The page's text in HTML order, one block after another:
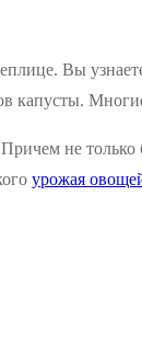
Вы
капусты.
не
урожая